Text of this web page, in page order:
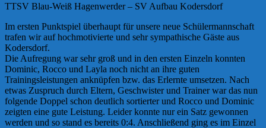
TTSV Blau-Weiß Hagenwerder – SV Aufbau Kodersdorf
Im ersten Punktspiel überhaupt für unsere neue Schülermannschaft
trafen wir auf hochmotivierte und sehr sympathische Gäste aus
Kodersdorf.
Die Aufregung war sehr groß und in den ersten Einzeln konnten
Dominic, Rocco und Layla noch nicht an ihre guten
Trainingsleistungen anknüpfen bzw. das Erlernte umsetzen. Nach
etwas Zuspruch durch Eltern, Geschwister und Trainer war das nun
folgende Doppel schon deutlich sortierter und Rocco und Dominic
zeigten eine gute Leistung. Leider konnte nur ein Satz gewonnen
werden und so stand es bereits 0:4. Anschließend ging es im Einzel